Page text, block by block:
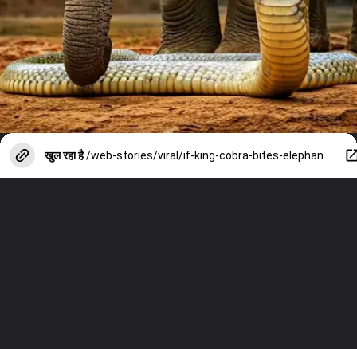
खुल रहा है /web-stories/viral/if-king-cobra-bites-elephant-then-will-it-die-answer-is-very-shocking/photostory/152164123.cms